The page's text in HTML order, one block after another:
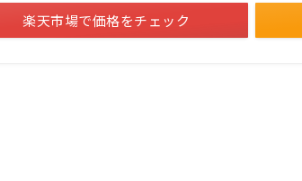
楽天市場で価格をチェック